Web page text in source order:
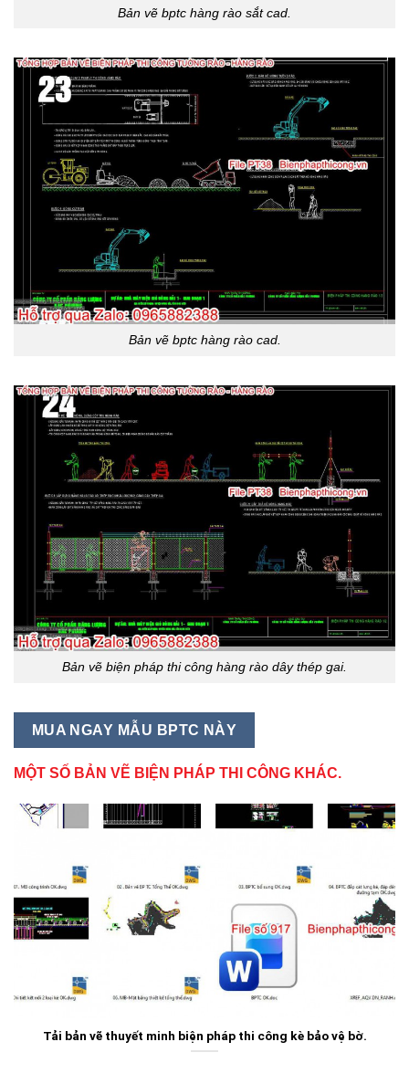
Bản vẽ bptc hàng rào sắt cad.
Bản vẽ bptc hàng rào cad.
Bản vẽ biện pháp thi công hàng rào dây thép gai.
MUA NGAY MẪU BPTC NÀY
MỘT SỐ BẢN VẼ BIỆN PHÁP THI CÔNG KHÁC.
Tải bản vẽ thuyết minh biện pháp thi công kè bảo vệ bờ.